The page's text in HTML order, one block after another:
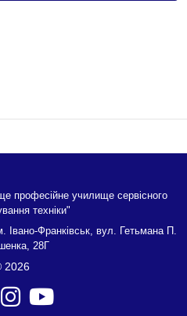
професійне училище сервісного
техніки"
Івано-Франківськ, вул. Гетьмана П.
28Г
2026